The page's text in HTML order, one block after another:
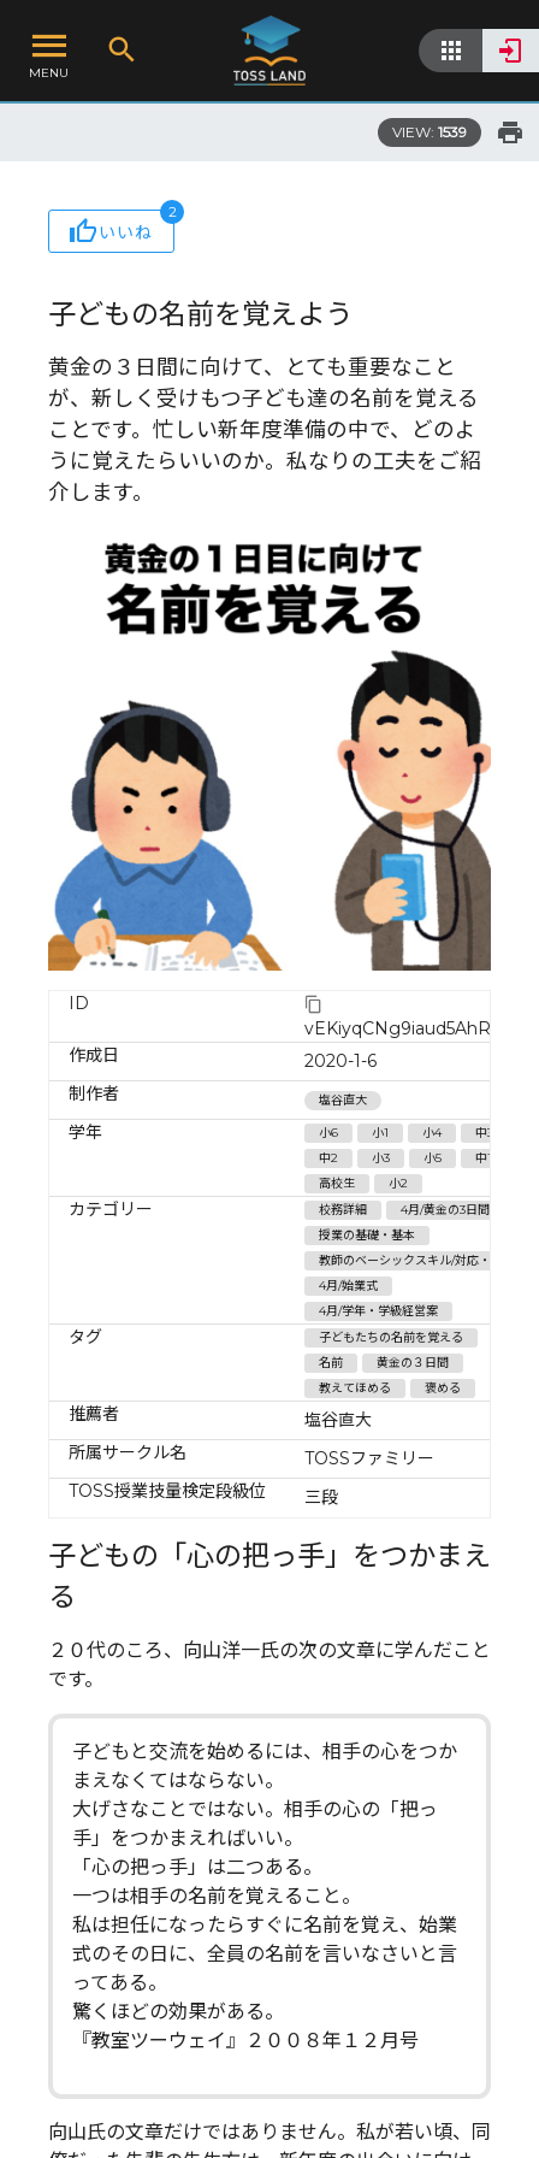
MENU
VIEW: 1539
いいね
2
子どもの名前を覚えよう
黄金の３日間に向けて、とても重要なこと
が、新しく受けもつ子ども達の名前を覚える
ことです。忙しい新年度準備の中で、どのよ
うに覚えたらいいのか。私なりの工夫をご紹
介します。
ID
vEKiyqCNg9iaud5AhRB7
作成日
2020-1-6
制作者
塩谷直大
学年 小6 小1 小4
中3
中2
小3 小5
中1
高校生
小2
カテゴリー 校務詳細
4月/黄金の3日間
授業の基礎・基本
教師のベーシックスキル/対応・応答
4月/始業式
4月/学年・学級経営案
タグ
子どもたちの名前を覚える
名前
黄金の３日間
教えてほめる
褒める
推薦者
塩谷直大
所属サークル名
TOSSファミリー
TOSS授業技量検定段級位
三段
子どもの「心の把っ手」をつかまえ
る
２０代のころ、向山洋一氏の次の文章に学んだこと
です。
子どもと交流を始めるには、相手の心をつか
まえなくてはならない。
大げさなことではない。相手の心の「把っ
手」をつかまえればいい。
「心の把っ手」は二つある。
一つは相手の名前を覚えること。
私は担任になったらすぐに名前を覚え、始業
式のその日に、全員の名前を言いなさいと言
ってある。
驚くほどの効果がある。
『教室ツーウェイ』２００８年１２月号
向山氏の文章だけではありません。私が若い頃、同